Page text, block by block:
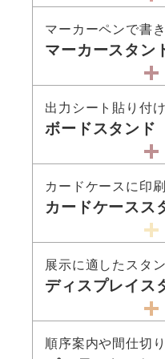
マーカーペンで書
マーカースタン
出力シート貼り付
ボードスタンド
カードケースに印
カードケースス
展示に適したスタ
ディスプレイス
順序案内や間仕切